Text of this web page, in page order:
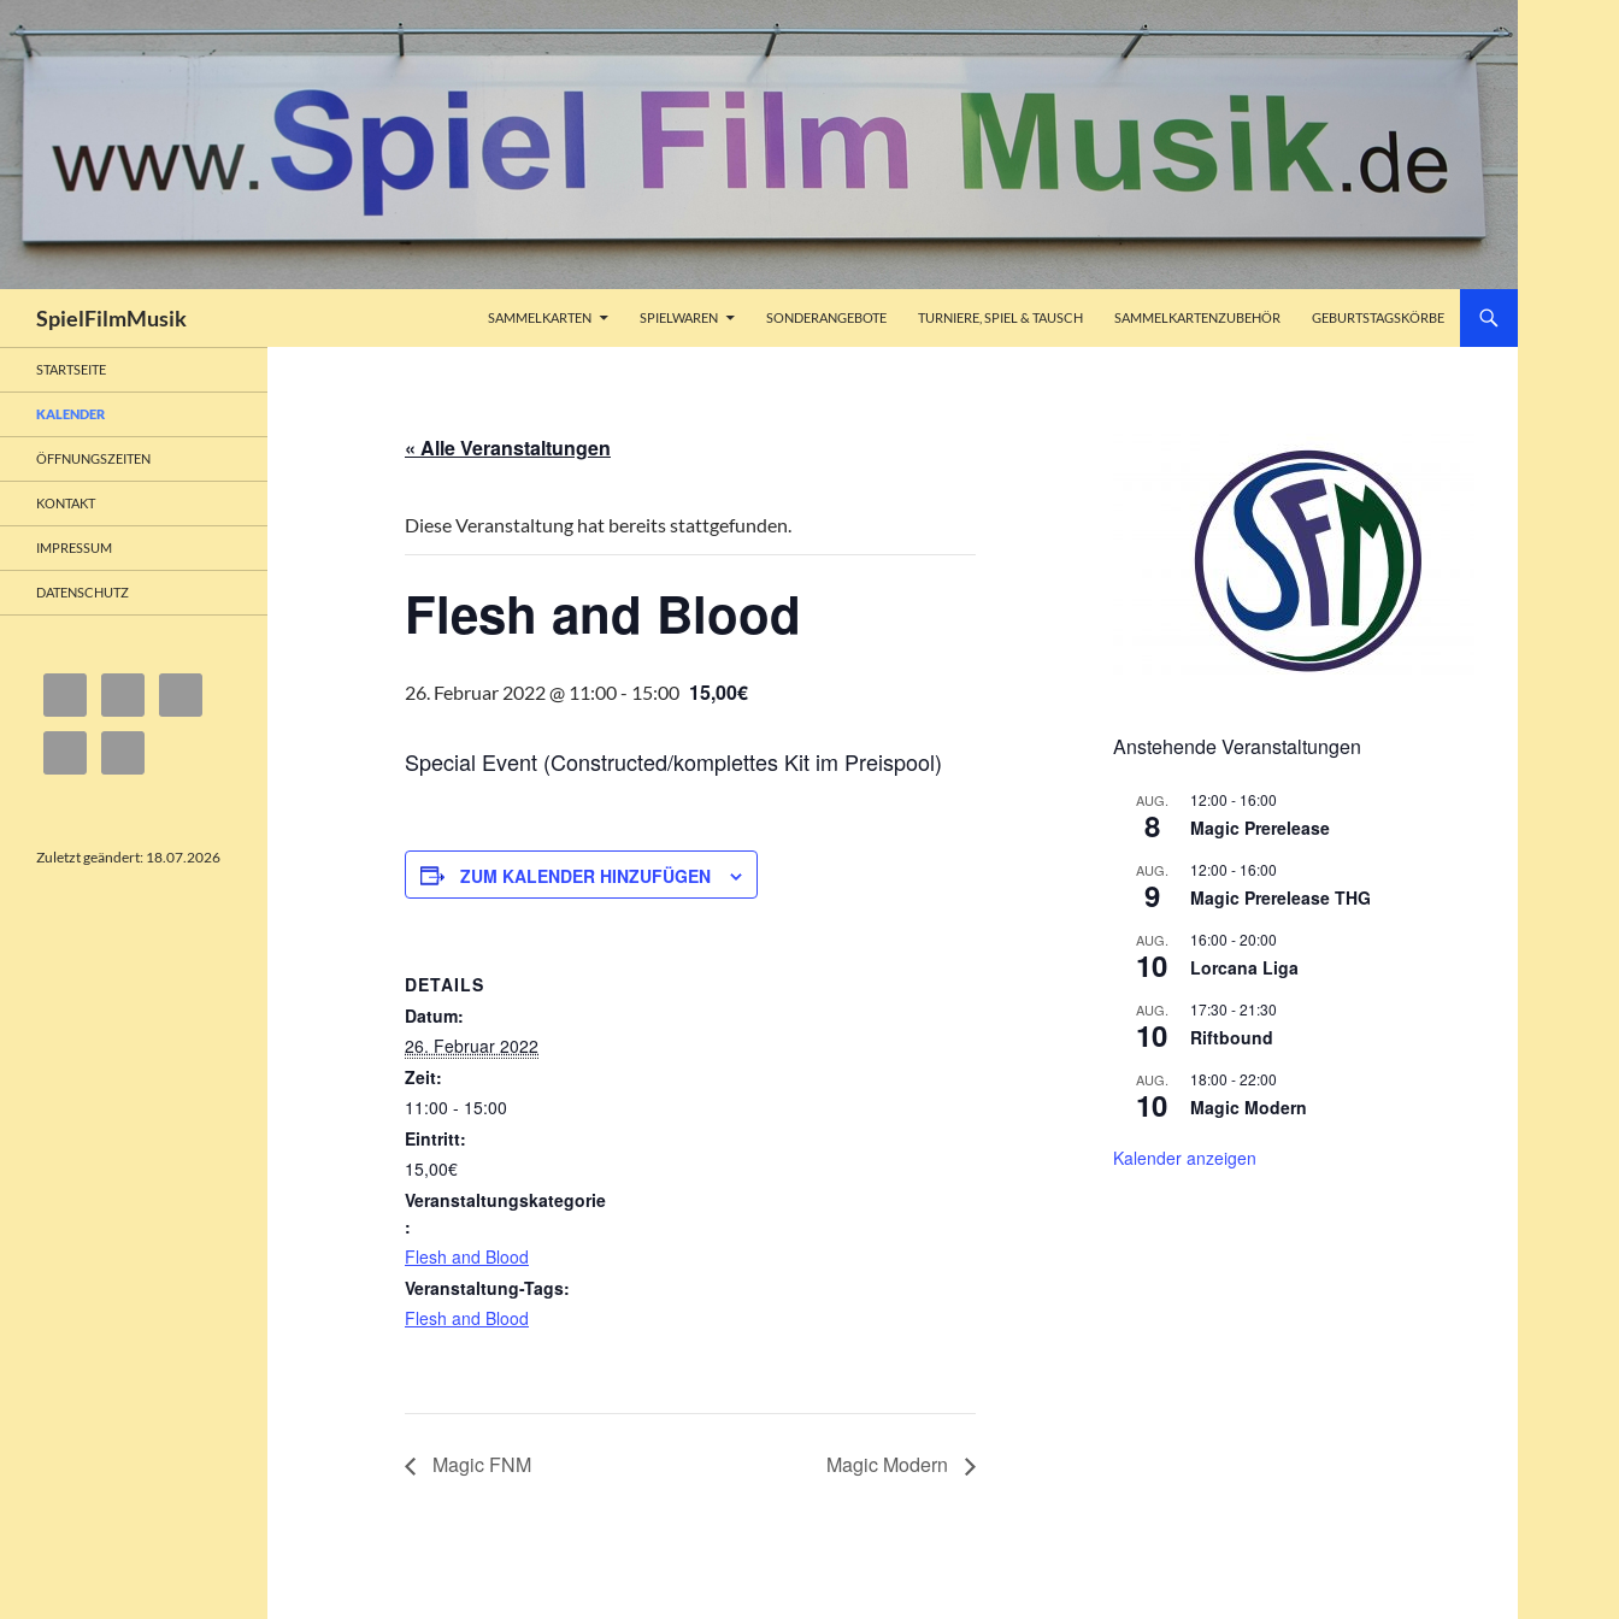
SpielFilmMusik
SAMMELKARTEN
SPIELWAREN SONDERANGEBOTE TURNIERE, SPIEL & TAUSCH SAMMELKARTENZUBEHÖR GEBURTSTAGSKÖRBE
« Alle Veranstaltungen
Diese Veranstaltung hat bereits stattgefunden.
Flesh and Blood
26. Februar 2022 @ 11:00- 15:00 15,00€
Special Event (Constructed/komplettes Kit im Preispool)
ZUM KALENDER HINZUFÜGEN
DETAILS
Datum:
26. Februar 2022
Zeit:
11:00 - 15:00
Eintritt:
15,00€
Veranstaltungskategorie
:
Flesh and Blood
Veranstaltung-Tags:
Flesh and Blood
Magic FNM Magic Modern
Anstehende Veranstaltungen
AUG.
8
12:00 - 16:00
Magic Prerelease
AUG.
9
12:00 - 16:00
Magic Prerelease THG
AUG.
10
16:00 -20:00
Lorcana Liga
AUG.
10
17:30 -21:30
Riftbound
AUG.
10
18:00 -22:00
Magic Modern
Kalender anzeigen
STARTSEITE
KALENDER
ÖFFNUNGSZEITEN
KONTAKT
IMPRESSUM
DATENSCHUTZ
Zuletzt geändert: 18.07.2026